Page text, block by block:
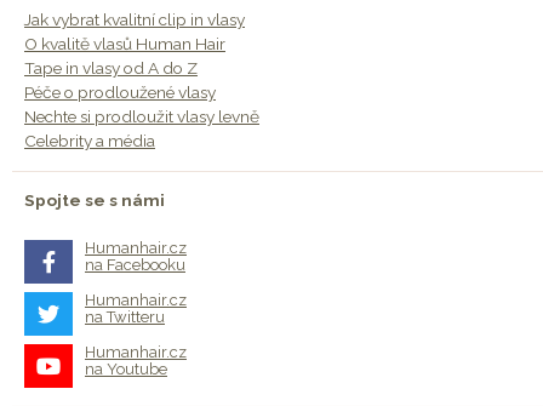
Jak vybrat kvalitní clip in vlasy
O kvalitě vlasů Human Hair
Tape in vlasy od A do Z
Péče o prodloužené vlasy
Nechte si prodloužit vlasy levně
Celebrity a média
Spojte se s námi
Humanhair.cz
na Facebooku
Humanhair.cz
na Twitteru
Humanhair.cz
na Youtube